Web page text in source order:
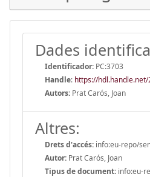
Dades
Identificador: PC:3703
Handle: https://
Autors: Prat Carós, Joan
Altres:
Drets d'accés: info:eu-repo/
Autor: Prat Carós, Joan
Tipus de document: info:eu-